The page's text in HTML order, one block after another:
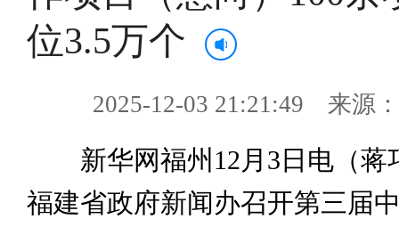
位3.5万个
2025-12-03 21:21:49 来源
新华网福州12月3日电（蒋
福建省政府新闻办召开第三届